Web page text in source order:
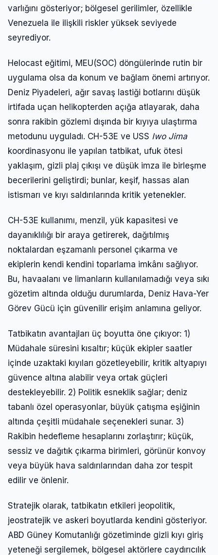
varlığını gösteriyor; bölgesel gerilimler, özellikle
Venezuela ile ilişkili riskler yüksek seviyede
seyrediyor.
Helocast eğitimi, MEU(SOC) döngülerinde rutin bir
uygulama olsa da konum ve bağlam önemi artırıyor.
Deniz Piyadeleri, ağır savaş lastiği botlarını düşük
irtifada uçan helikopterden açığa atlayarak, daha
sonra rakibin gözlemi dışında bir kıyıya ulaştırma
metodunu uyguladı. CH-53E ve USS Iwo Jima
koordinasyonu ile yapılan tatbikat, ufuk ötesi
yaklaşım, gizli plaj çıkışı ve düşük imza ile birleşme
becerilerini geliştirdi; bunlar, keşif, hassas alan
istismarı ve kıyı saldırılarında kritik yetenekler.
CH-53E kullanımı, menzil, yük kapasitesi ve
dayanıklılığı bir araya getirerek, dağıtılmış
noktalardan eşzamanlı personel çıkarma ve
ekiplerin kendi kendini toparlama imkânı sağlıyor.
Bu, havaalanı ve limanların kullanılamadığı veya sıkı
gözetim altında olduğu durumlarda, Deniz Hava-Yer
Görev Gücü için güvenilir erişim anlamına geliyor.
Tatbikatın avantajları üç boyutta öne çıkıyor: 1)
Müdahale süresini kısaltır; küçük ekipler saatler
içinde uzaktaki kıyıları gözetleyebilir, kritik altyapıyı
güvence altına alabilir veya ortak güçleri
destekleyebilir. 2) Politik esneklik sağlar; deniz
tabanlı özel operasyonlar, büyük çatışma eşiğinin
altında çeşitli müdahale seçenekleri sunar. 3)
Rakibin hedefleme hesaplarını zorlaştırır; küçük,
sessiz ve dağıtık çıkarma birimleri, görünür konvoy
veya büyük hava saldırılarından daha zor tespit
edilir ve önlenir.
Stratejik olarak, tatbikatın etkileri jeopolitik,
jeostratejik ve askeri boyutlarda kendini gösteriyor.
ABD Güney Komutanlığı gözetiminde gizli kıyı giriş
yeteneği sergilemek, bölgesel aktörlere caydırıcılık